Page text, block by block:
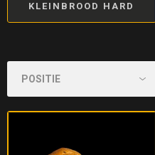
KLEINBROOD HARD